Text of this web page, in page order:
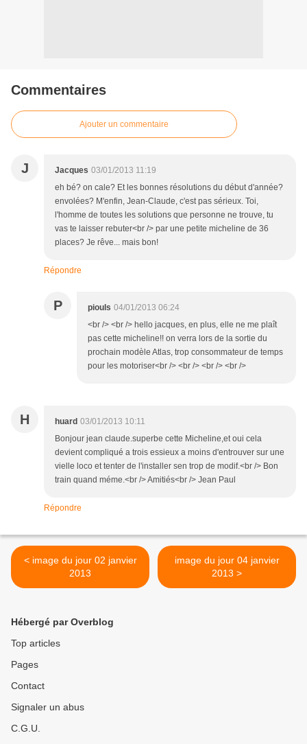
Commentaires
Ajouter un commentaire
J Jacques 03/01/2013 11:19
eh bé? on cale? Et les bonnes résolutions du début d'année?
envolées? M'enfin, Jean-Claude, c'est pas sérieux. Toi,
l'homme de toutes les solutions que personne ne trouve, tu
vas te laisser rebuter<br /> par une petite micheline de 36
places? Je rêve... mais bon!
Répondre
P piouls 04/01/2013 06:24
<br /> <br /> hello jacques, en plus, elle ne me plaît
pas cette micheline!! on verra lors de la sortie du
prochain modèle Atlas, trop consommateur de temps
pour les motoriser<br /> <br /> <br /> <br />
H huard 03/01/2013 10:11
Bonjour jean claude.superbe cette Micheline,et oui cela
devient compliqué a trois essieux a moins d'entrouver sur une
vielle loco et tenter de l'installer sen trop de modif.<br /> Bon
train quand méme.<br /> Amitiés<br /> Jean Paul
Répondre
< image du jour 02 janvier
2013
image du jour 04 janvier
2013 >
Hébergé par Overblog
Top articles
Pages
Contact
Signaler un abus
C.G.U.